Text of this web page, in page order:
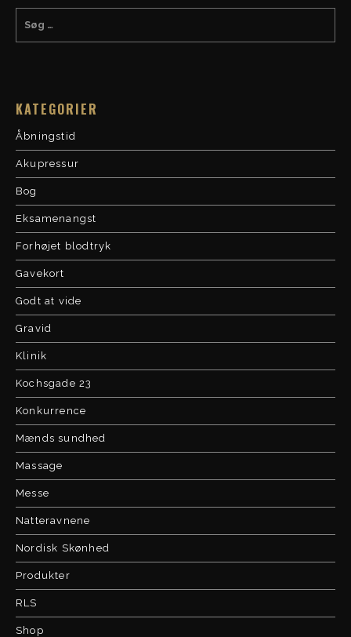
KATEGORIER
Åbningstid
Akupressur
Bog
Eksamenangst
Forhøjet blodtryk
Gavekort
Godt at vide
Gravid
Klinik
Kochsgade 23
Konkurrence
Mænds sundhed
Massage
Messe
Natteravnene
Nordisk Skønhed
Produkter
RLS
Shop